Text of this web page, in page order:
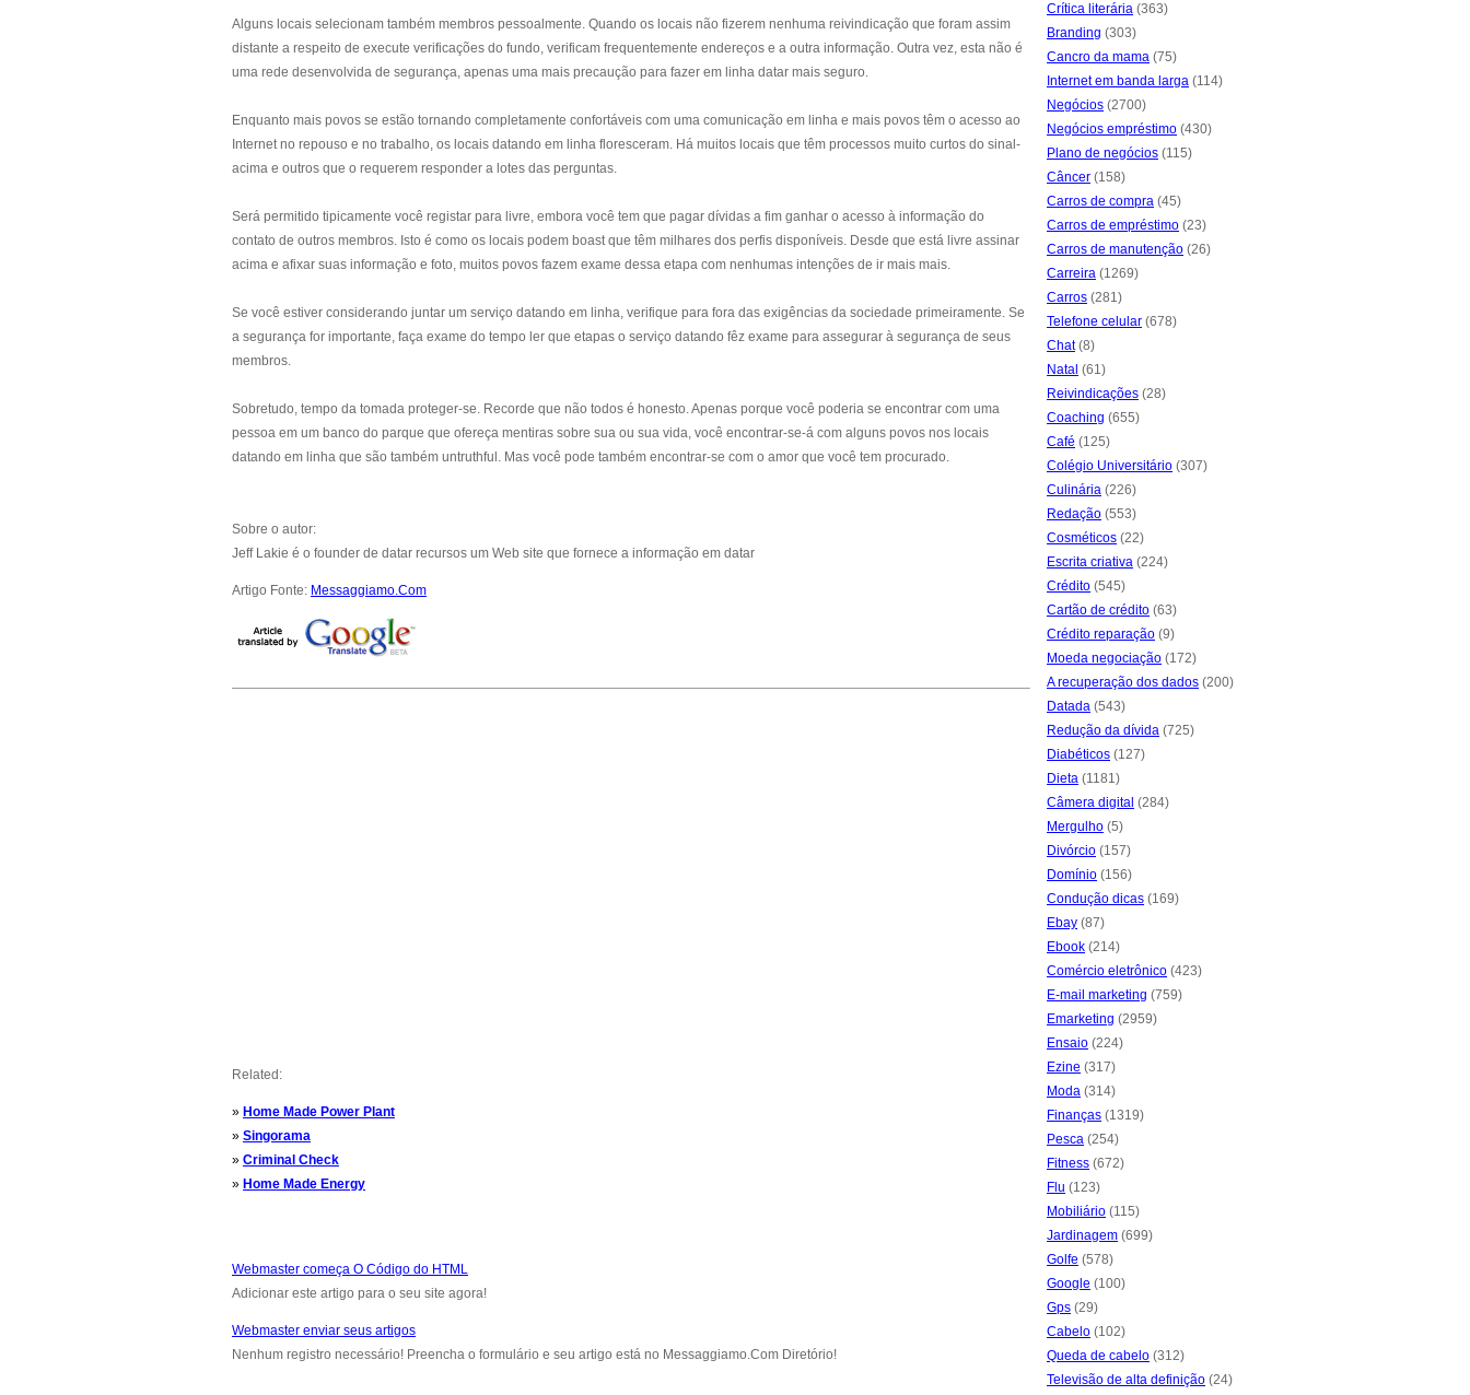
Alguns locais selecionam também membros pessoalmente. Quando os locais não fizerem nenhuma reivindicação que foram assim
distante a respeito de execute verificações do fundo, verificam frequentemente endereços e a outra informação. Outra vez, esta não é
uma rede desenvolvida de segurança, apenas uma mais precaução para fazer em linha datar mais seguro.
Enquanto mais povos se estão tornando completamente confortáveis com uma comunicação em linha e mais povos têm o acesso ao
Internet no repouso e no trabalho, os locais datando em linha floresceram. Há muitos locais que têm processos muito curtos do sinal-
acima e outros que o requerem responder a lotes das perguntas.
Será permitido tipicamente você registar para livre, embora você tem que pagar dívidas a fim ganhar o acesso à informação do
contato de outros membros. Isto é como os locais podem boast que têm milhares dos perfis disponíveis. Desde que está livre assinar
acima e afixar suas informação e foto, muitos povos fazem exame dessa etapa com nenhumas intenções de ir mais mais.
Se você estiver considerando juntar um serviço datando em linha, verifique para fora das exigências da sociedade primeiramente. Se
a segurança for importante, faça exame do tempo ler que etapas o serviço datando fêz exame para assegurar à segurança de seus
membros.
Sobretudo, tempo da tomada proteger-se. Recorde que não todos é honesto. Apenas porque você poderia se encontrar com uma
pessoa em um banco do parque que ofereça mentiras sobre sua ou sua vida, você encontrar-se-á com alguns povos nos locais
datando em linha que são também untruthful. Mas você pode também encontrar-se com o amor que você tem procurado.
Sobre o autor:
Jeff Lakie é o founder de datar recursos um Web site que fornece a informação em datar
Artigo Fonte: Messaggiamo.Com
Related:
» Home Made Power Plant
» Singorama
» Criminal Check
» Home Made Energy
Webmaster começa O Código do HTML
Adicionar este artigo para o seu site agora!
Webmaster enviar seus artigos
Nenhum registro necessário! Preencha o formulário e seu artigo está no Messaggiamo.Com Diretório!
Crítica literária (363)
Branding (303)
Cancro da mama (75)
Internet em banda larga (114)
Negócios (2700)
Negócios empréstimo (430)
Plano de negócios (115)
Câncer (158)
Carros de compra (45)
Carros de empréstimo (23)
Carros de manutenção (26)
Carreira (1269)
Carros (281)
Telefone celular (678)
Chat(8)
Natal (61)
Reivindicações (28)
Coaching (655)
Café (125)
Colégio Universitário (307)
Culinária (226)
Redação (553)
Cosméticos (22)
Escrita criativa (224)
Crédito (545)
Cartão de crédito (63)
Crédito reparação (9)
Moeda negociação (172)
A recuperação dos dados (200)
Datada (543)
Redução da dívida (725)
Diabéticos (127)
Dieta (1181)
Câmera digital (284)
Mergulho (5)
Divórcio (157)
Domínio (156)
Condução dicas (169)
Ebay (87)
Ebook (214)
Comércio eletrônico (423)
E-mail marketing (759)
Emarketing (2959)
Ensaio (224)
Ezine (317)
Moda (314)
Finanças (1319)
Pesca (254)
Fitness (672)
Flu (123)
Mobiliário (115)
Jardinagem (699)
Golfe (578)
Google (100)
Gps (29)
Cabelo (102)
Queda de cabelo (312)
Televisão de alta definição (24)